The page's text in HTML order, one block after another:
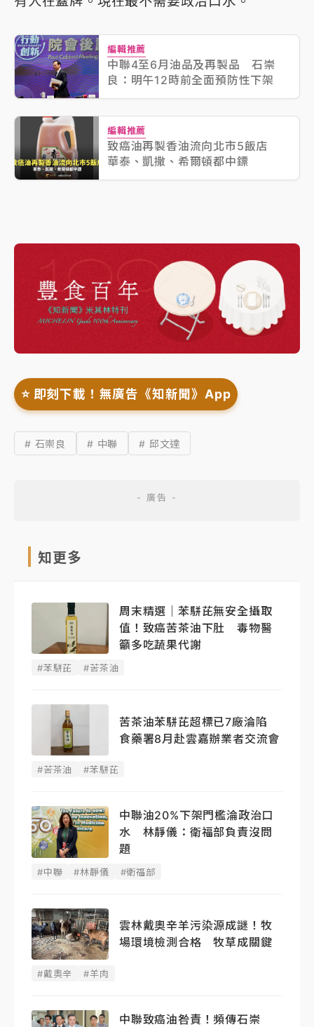
編輯推薦
中聯4至6月油品及再製品 石崇
良：明午12時前全面預防性下架
編輯推薦
致癌油再製香油流向北市5飯店
華泰、凱撒、希爾頓都中鏢
⭐️ 即刻下載！無廣告《知新聞》App
# 石崇良 # 中聯 # 邱文達
知更多
周末精選｜苯駢芘無安全攝取
值！致癌苦茶油下肚 毒物醫
籲多吃蔬果代謝
#苯駢芘 #苦茶油
苦茶油苯駢芘超標已7廠淪陷
食藥署8月赴雲嘉辦業者交流會
#苦茶油 #苯駢芘
中聯油20%下架門檻淪政治口
水 林靜儀：衛福部負責沒問
題
#中聯 #林靜儀 #衛福部
雲林戴奧辛羊污染源成謎！牧
場環境檢測合格 牧草成關鍵
#戴奧辛 #羊肉
中聯致癌油咎責！頻傳石崇